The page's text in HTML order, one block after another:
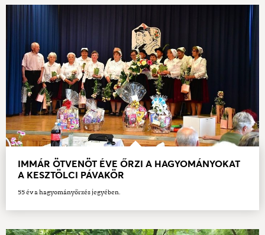
IMMÁR ÖTVENÖT ÉVE ŐRZI A HAGYOMÁNYOKAT
A KESZTÖLCI PÁVAKÖR
55 év a hagyományőrzés jegyében.